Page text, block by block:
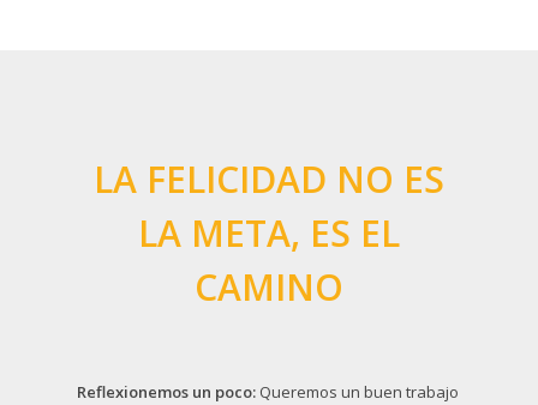
LA FELICIDAD NO ES
LA META, ES EL
CAMINO
Reflexionemos un poco: Queremos un buen trabajo